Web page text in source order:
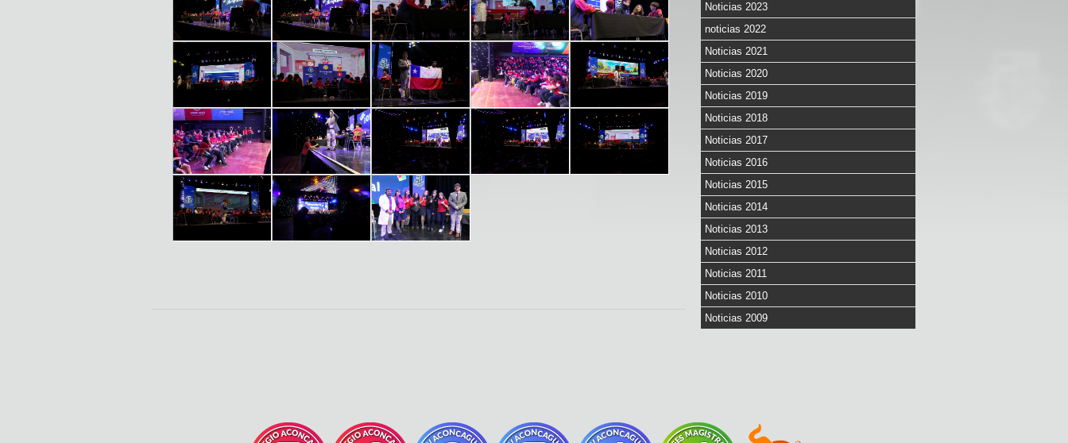
Noticias 2023
noticias 2022
Noticias 2021
Noticias 2020
Noticias 2019
Noticias 2018
Noticias 2017
Noticias 2016
Noticias 2015
Noticias 2014
Noticias 2013
Noticias 2012
Noticias 2011
Noticias 2010
Noticias 2009